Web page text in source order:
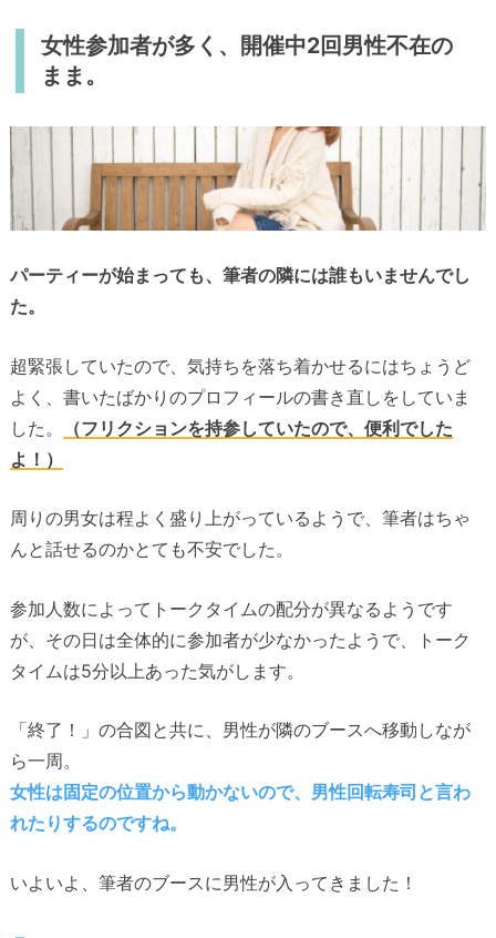
女性参加者が多く、開催中2回男性不在の
まま。
パーティーが始まっても、筆者の隣には誰もいませんでし
た。
超緊張していたので、気持ちを落ち着かせるにはちょうど
よく、書いたばかりのプロフィールの書き直しをしていま
した。
（フリクションを持参していたので、便利でした
よ！）
周りの男女は程よく盛り上がっているようで、筆者はちゃ
んと話せるのかとても不安でした。
参加人数によってトークタイムの配分が異なるようです
が、その日は全体的に参加者が少なかったようで、トーク
タイムは5分以上あった気がします。
「終了！」の合図と共に、男性が隣のブースへ移動しなが
ら一周。
女性は固定の位置から動かないので、男性回転寿司と言わ
れたりするのですね。
いよいよ、筆者のブースに男性が入ってきました！